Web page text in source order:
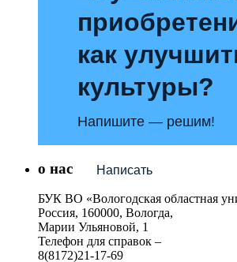
как
культуры?
Напишите — решим!
Написать
о нас
БУК ВО «Вологодская областная
Россия, 160000, Вологда,
Марии Ульяновой, 1
Телефон для справок –
8(8172)21-17-69